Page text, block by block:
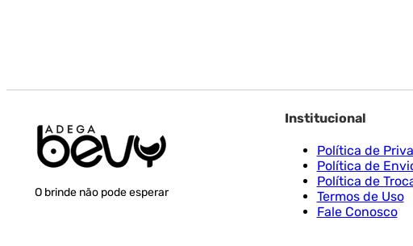
O brinde não pode esperar
Institucional
Política de
Política de
Política de
Termos de Uso
Fale Conosco